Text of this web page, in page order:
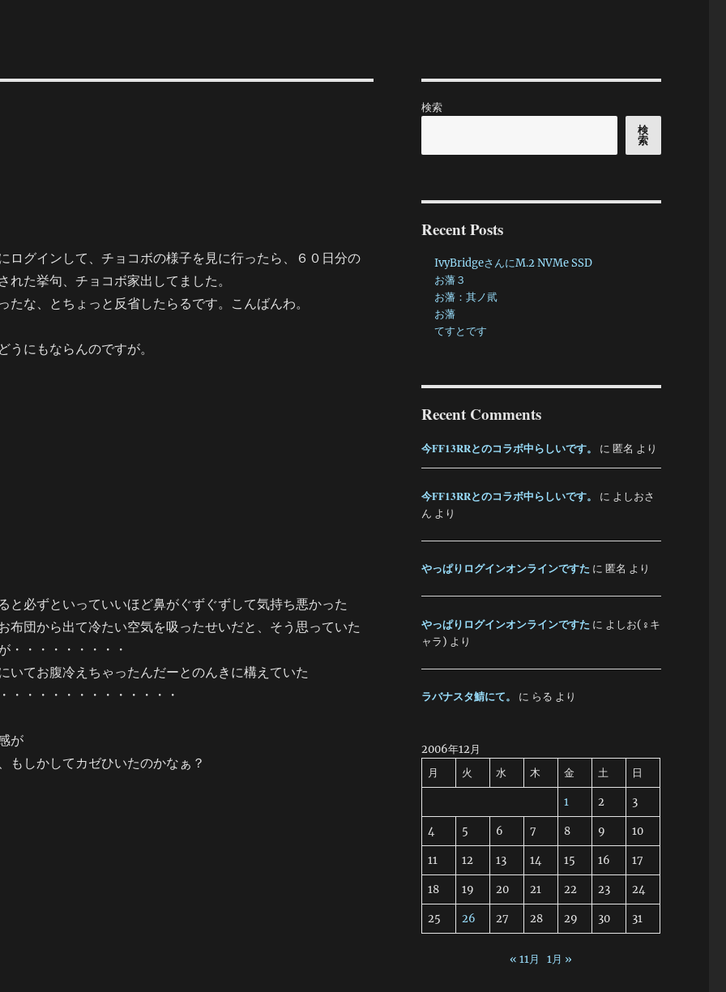
ログインして、チョコボの様子を見に行ったら、６０日分の
れた挙句、チョコボ家出してました。
たな、とちょっと反省したらるです。こんばんわ。
うにもならんのですが。
と必ずといっていいほど鼻がぐずぐずして気持ち悪かった
布団から出て冷たい空気を吸ったせいだと、そう思っていた
・・・・・・・・・
いてお腹冷えちゃったんだーとのんきに構えていた
・・・・・・・・・・・・・
が
もしかしてカゼひいたのかなぁ？
検索
検
索
Recent Posts
IvyBridgeさんにM.2 NVMe SSD
お藩３
お藩：其ノ貮
お藩
てすとです
Recent Comments
今FF13RRとのコラボ中らしいです。 に 匿名 より
今FF13RRとのコラボ中らしいです。 に よしおさ
ん より
やっぱりログインオンラインですた に 匿名 より
やっぱりログインオンラインですた に よしお(♀キ
ャラ) より
ラバナスタ鯖にて。 に らる より
2006年12月
月
火 水 木 金 土 日
1 2 3
4 5 6 7 8 9 10
11 12 13 14 15 16 17
18 19 20 21 22 23 24
25 26 27 28 29 30 31
« 11月 1月 »